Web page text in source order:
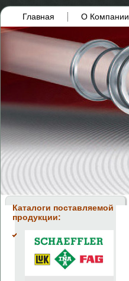
Главная О Компании
Каталоги поставляемой
продукции: